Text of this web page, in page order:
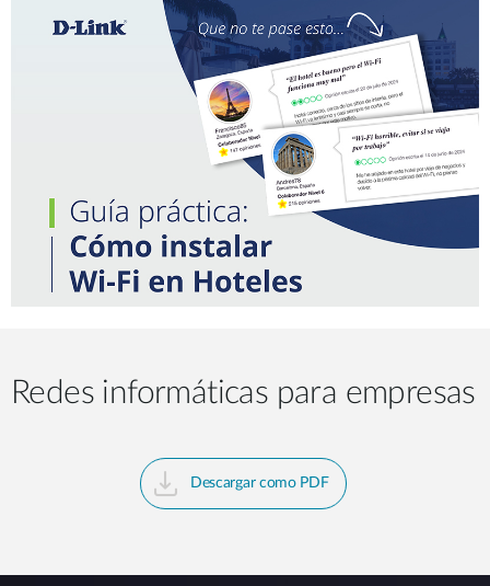
Redes informáticas para empresas
Descargar como PDF